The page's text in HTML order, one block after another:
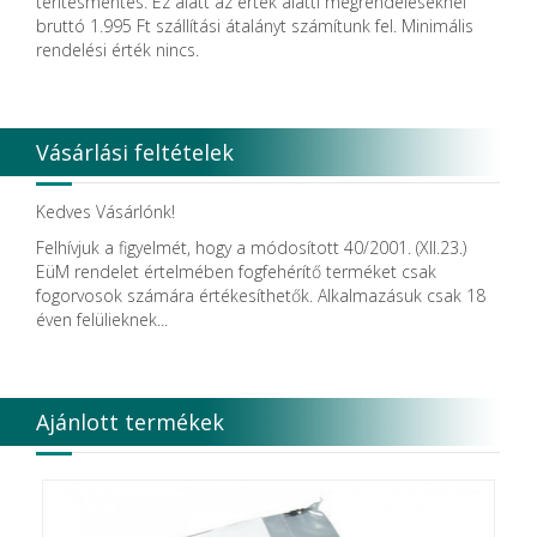
Dental Pacific
Dentis
Dentsply Sirona
Detax
DFS
DIADENT
DIRECTA AB
Discus Dental PHILIPS
DISPOTECH S.r.l.
DKL
DUX
Edelweiss Dentistry Products GmbH
Edenta
bruttó 1.995 Ft szállítási átalányt számítunk fel. Minimális
rendelési érték nincs.
Vásárlási feltételek
Kedves Vásárlónk!
Felhívjuk a figyelmét, hogy a módosított 40/2001. (XII.23.)
EüM rendelet értelmében fogfehérítő terméket csak
fogorvosok számára értékesíthetők. Alkalmazásuk csak 18
éven felülieknek...
Ajánlott termékek